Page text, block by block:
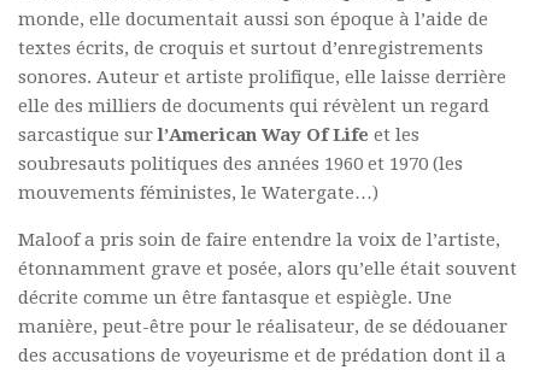
monde, elle documentait aussi son époque à l’aide de
textes écrits, de croquis et surtout d’enregistrements
sonores. Auteur et artiste prolifique, elle laisse derrière
elle des milliers de documents qui révèlent un regard
sarcastique surl’American Way Of Life et les
soubresauts politiques des années 1960 et 1970 (les
mouvements féministes, le Watergate…)
Maloof a pris soin de faire entendre la voix de l’artiste,
étonnamment grave et posée, alors qu’elle était souvent
décrite comme un être fantasque et espiègle. Une
manière, peut-être pour le réalisateur, de se dédouaner
des accusations de voyeurisme et de prédation dont il a